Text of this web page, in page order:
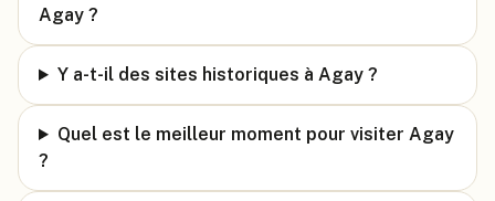
Agay ?
Y a-t-il des sites historiques à Agay ?
Quel est le meilleur moment pour visiter Agay
?